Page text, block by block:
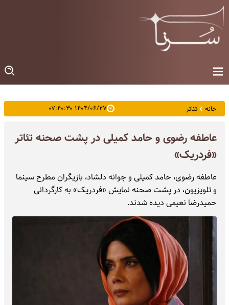
خانه تئاتر ۱۴۰۴/۰۶/۲۷ ۰۷:۴۰:۳۰
عاطفه رضوی و حامد کمیلی در پشت صحنه تئاتر
«فردریک»
عاطفه رضوی، حامد کمیلی و جوانه دلشاد، بازیگران مطرح سینما
و تلویزیون، در پشت صحنه نمایش «فردریک» به کارگردانی
حمیدرضا نعیمی دیده شدند.